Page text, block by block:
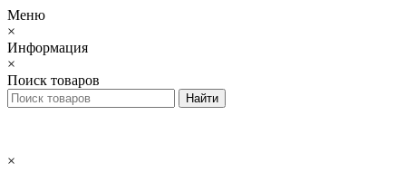
Меню
×
Информация
×
Поиск товаров
×